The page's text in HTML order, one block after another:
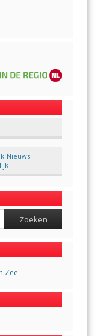
Nieuws-
Zee